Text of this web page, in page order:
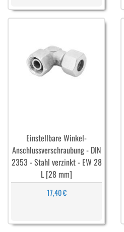
Einstellbare Winkel-
Anschlussverschraubung - DIN
2353 - Stahl verzinkt - EW 28
L [28 mm]
17,40 €